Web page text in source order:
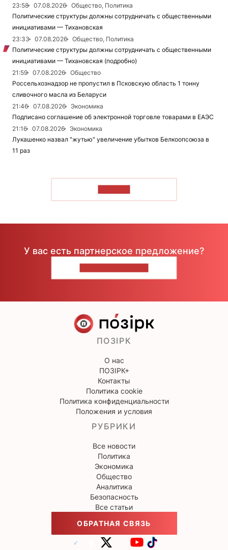
23:58
07.08.2026
Общество, Политика
Политические структуры должны сотрудничать с общественными
инициативами — Тихановская
23:33
07.08.2026
Общество, Политика
Политические структуры должны сотрудничать с общественными
инициативами — Тихановская (подробно)
21:59
07.08.2026
Общество
Россельхознадзор не пропустил в Псковскую область 1 тонну
сливочного масла из Беларуси
21:46
07.08.2026
Экономика
Подписано соглашение об электронной торговле товарами в ЕАЭС
21:16
07.08.2026
Экономика
Лукашенко назвал "жутью" увеличение убытков Белкоопсоюза в
11 раз
У вас есть партнерское предложение?
ПОЗІРК
О нас
ПОЗІРК+
Контакты
Политика cookie
Политика конфиденциальности
Положения и условия
РУБРИКИ
Все новости
Политика
Экономика
Общество
Аналитика
Безопасность
Все статьи
ОБРАТНАЯ СВЯЗЬ